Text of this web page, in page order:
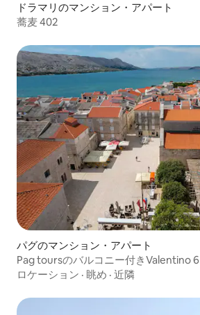
ドラマリのマンション・アパート
蕎麦 402
パグのマンション・アパート
Pag toursのバルコニー付きValentino 6
ロケーション · 眺め · 近隣